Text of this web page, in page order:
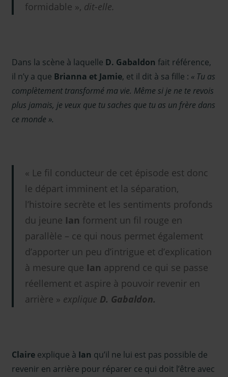
formidable », dit-elle.
Dans la scène à laquelle D. Gabaldon fait référence,
il n’y a que Brianna et Jamie, et il dit à sa fille : « Tu as
complètement transformé ma vie. Même si je ne te revois
plus jamais, je veux que tu saches que tu as un frère dans
ce monde ».
« Le fil conducteur de cet épisode est donc
le départ imminent et la séparation,
l’histoire secrète et les sentiments profonds
du jeune Ian forment un fil rouge en
parallèle – ce qui nous permet également
d’apporter un peu d’intrigue et d’explication
à mesure que Ian apprend ce qui se passe
réellement et aspire à pouvoir revenir en
arrière » explique D. Gabaldon.
Claireexplique à Ian qu’il ne lui est pas possible de
revenir en arrière pour réparer ce qui doit l’être avec